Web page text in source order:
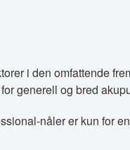
i den omfattende
generell og bred
nåler er kun for